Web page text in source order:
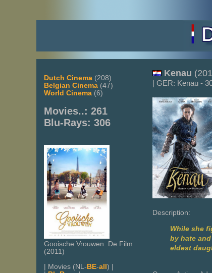
Dutch Cinema (208)
Belgian Cinema (47)
World Cinema (6)
Movies..: 261
Blu-Rays: 306
Gooische Vrouwen: De Film
(2011)
| Movies (NL- BE-all ) |
Kenau
| GER: Kenau -
Description:
While she
by hate
eldest